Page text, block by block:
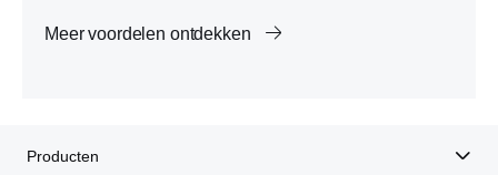
Meer voordelen ontdekken
Producten